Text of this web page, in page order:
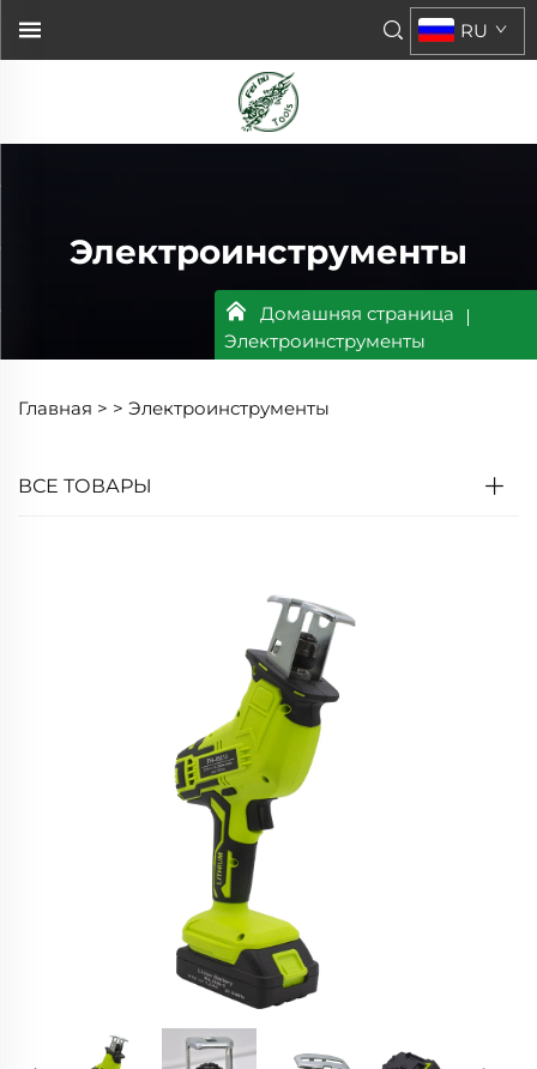
RU
Электроинструменты
Домашняя страница
Электроинструменты
Главная > > Электроинструменты
ВСЕ ТОВАРЫ